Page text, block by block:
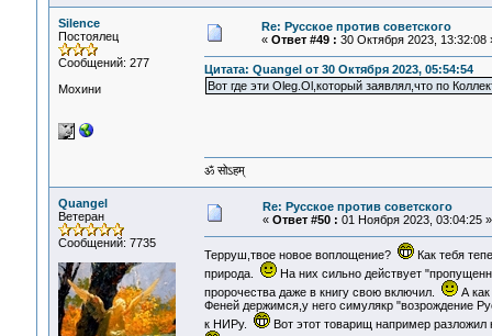
Silence
Постоялец
Сообщений: 277
Мохини
Re: Русское против советского
« Ответ #49 : 30 Октября 2023, 13:32:08
Цитата: Quangel от 30 Октября 2023, 05:54:54
Вот где эти Oleg.Ol,который заявлял,что по
ॐ सोऽहम्
Quangel
Ветеран
Сообщений: 7735
Re: Русское против советского
« Ответ #50 : 01 Ноября 2023, 03:04:25 »
Терруш,твое новое воплощение?
Как тебя
природа.
На них сильно действует
пророчества даже в книгу свою включил.
А как
Феней держимся,у него симулякр "возрождение
к НИРу.
Вот этот товарищ например разложил